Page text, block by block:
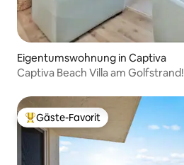
Eigentumswohnung in Captiva
Captiva Beach Villa am Golfstrand!
Beliebter Gäste-Favorit.
Gäste-Favorit